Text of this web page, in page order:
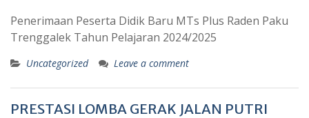
Penerimaan Peserta Didik Baru MTs Plus Raden Paku
Trenggalek Tahun Pelajaran 2024/2025
Uncategorized Leave a comment
PRESTASI LOMBA GERAK JALAN PUTRI